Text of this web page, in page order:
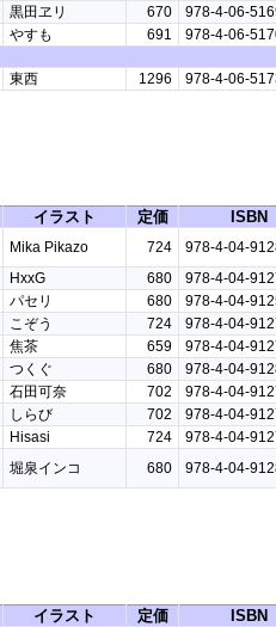
黒田ヱリ 670
978-4-06-
やすも 691 978-4-06-
東西 1296 978-4-06-
イラスト 定価 ISBN
Mika Pikazo 724
978-4-04-
HxxG 680
978-4-04-
パセリ 680
978-4-04-
こぞう 724
978-4-04-
焦茶 659
978-4-04-
つくぐ 680
978-4-04-
石田可奈 702
978-4-04-
しらび 702
978-4-04-
Hisasi 724
978-4-04-
堀泉インコ 680 978-4-04-
イラスト 定価 ISBN